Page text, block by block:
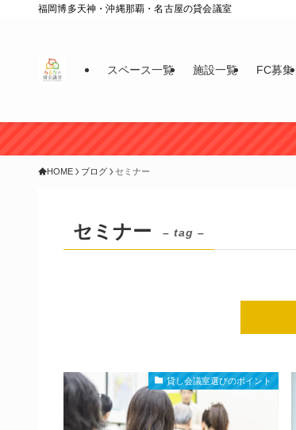
福岡博多天神・沖縄那覇・名古屋の貸会議室
スペース一覧 施設一覧 FC募集
HOME ブログ セミナー
セミナー – tag –
貸し会議室選びのポイント